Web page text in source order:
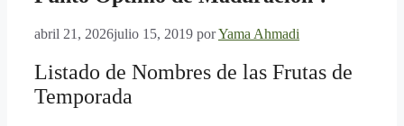
abril 21, 2026julio 15, 2019 porYama Ahmadi
Listado de Nombres de las Frutas de
Temporada